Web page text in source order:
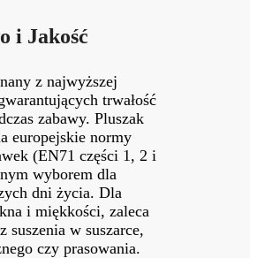
i Jakość
z⁤ najwyższej
trwałość
zabawy. Pluszak
europejskie normy⁤
(EN71 części 1,‍ 2 ‍i⁢
wyborem dla
dni życia. Dla
i miękkości, zaleca
​suszenia w suszarce,
czy prasowania.